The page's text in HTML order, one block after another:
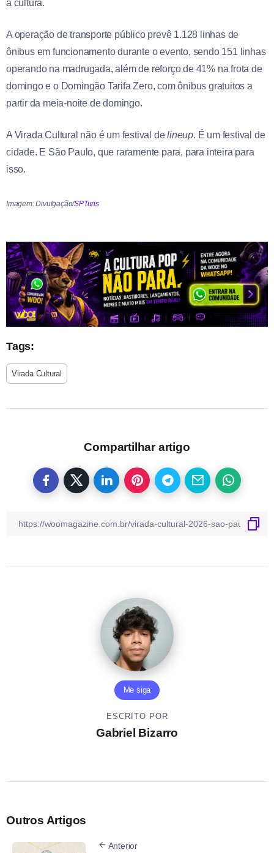
à cultura.
A operação de transporte público prevê 1.128 linhas de
ônibus em funcionamento durante o evento, sendo 151 linhas
operando na madrugada, além de reforço de 41% na frota de
domingo e o Domingão Tarifa Zero, com ônibus gratuitos a
partir da meia-noite de domingo.
A Virada Cultural não é um festival delineup. É um festival de
cidade. E São Paulo, que raramente para, para inteira para
isso.
Imagem: Divulgação/SPTuris
Tags:
Virada Cultural
Compartilhar artigo
Me siga
ESCRITO POR
Gabriel Bizarro
Outros Artigos
Anterior